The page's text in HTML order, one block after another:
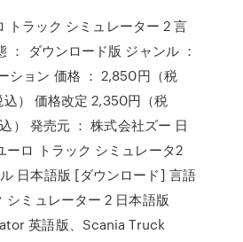
ラック シミュレーター 2 言
： ダウンロード版 ジャンル ：
ション 価格 ： 2,850円（税
） 価格改定 2,350円（税
） 発売元 ： 株式会社ズー 日
ーロ トラック シミュレータ2
日本語版 [ダウンロード] 言語
シミュレーター 2 日本語版
英語版、Scania Truck